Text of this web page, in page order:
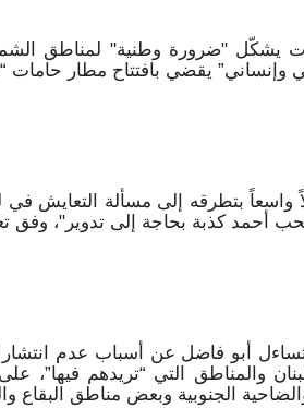
يشكّل "ضرورة وطنية" لمناطق
وإنساني” يقضي بافتتاح مطار
واسعاً بتطرقه إلى مسألة التعايش
أحمد كذبة بحاجة إلى تدوير"، وفق
أبو فاضل عن أسباب عدم
والمناطق التي “تريدهم فيها”،
الجنوبية وبعض مناطق البقاع